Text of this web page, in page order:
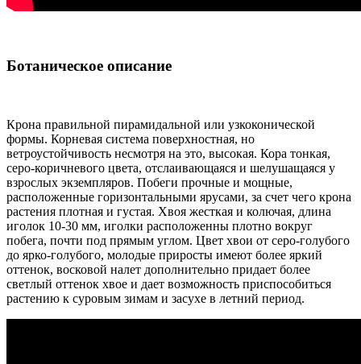
Ботаническое описание
Крона правильной пирамидальной или узкоконической
формы. Корневая система поверхностная, но
ветроустойчивость несмотря на это, высокая. Кора тонкая,
серо-коричневого цвета, отслаивающаяся и шелушащаяся у
взрослых экземпляров. Побеги прочные и мощные,
расположенные горизонтальными ярусами, за счет чего крона
растения плотная и густая. Хвоя жесткая и колючая, длина
иголок 10-30 мм, иголки расположенны плотно вокруг
побега, почти под прямым углом. Цвет хвои от серо-голубого
до ярко-голубого, молодые приросты имеют более яркий
оттенок, восковой налет дополнительно придает более
светлый оттенок хвое и дает возможность приспособиться
растению к суровым зимам и засухе в летний период.